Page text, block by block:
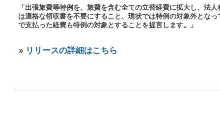
「出張旅費等特例を、旅費を含む全ての立替経費に拡大し、法
は適格な領収書を不要にすること、現状では特例の対象外とな
で支払った経費も特例の対象とすることを提言します。」
» リリースの詳細はこちら